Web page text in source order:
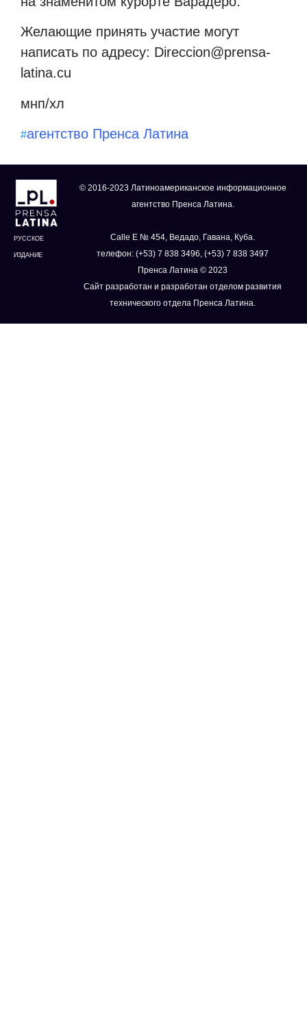
Желающие принять участие могут
написать по адресу: Direcсion@prensa-
latina.cu
мнп/хл
#агентство Пренса Латина
РУССКОЕ
ИЗДАНИЕ
© 2016-2023 Латиноамериканское информационное
агентство Пренса Латина.
Calle E № 454, Ведадо, Гавана, Куба.
телефон: (+53) 7 838 3496, (+53) 7 838 3497
Пренса Латина © 2023
Сайт разработан и разработан отделом развития
технического отдела Пренса Латина.